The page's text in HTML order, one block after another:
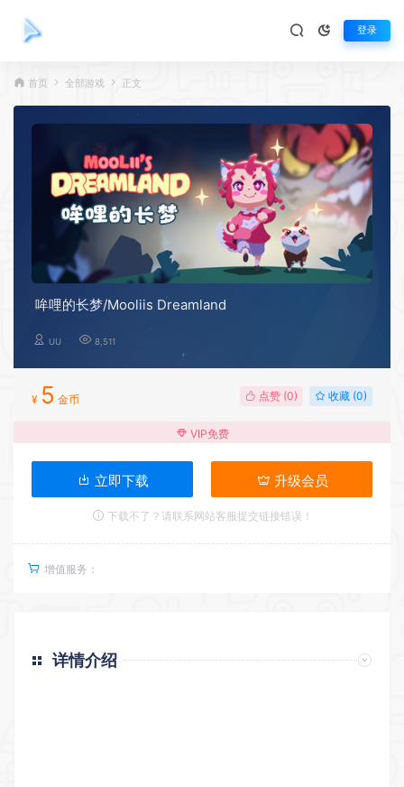
登录
首页 全部游戏 正文
哞哩的长梦/Mooliis Dreamland
UU 8,511
¥ 5 金币 点赞 (0) 收藏 (0)
VIP免费
立即下载 升级会员
下载不了？请联系网站客服提交链接错误！
增值服务：
详情介绍